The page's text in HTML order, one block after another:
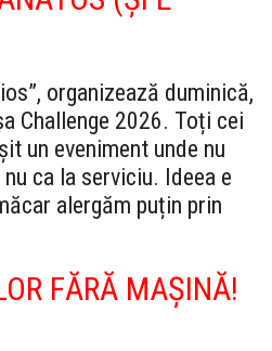
organizează duminică,
Challenge 2026. Toți cei
un eveniment unde nu
ca la serviciu. Ideea e
alergăm puțin prin
FĂRĂ MAȘINĂ!